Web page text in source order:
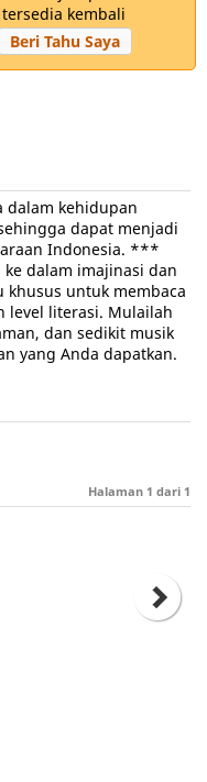
tersedia kembali
Beri Tahu Saya
dalam kehidupan
dapat menjadi
Indonesia. ***
dalam imajinasi dan
khusus untuk membaca
level literasi. Mulailah
dan sedikit musik
yang Anda dapatkan.
Halaman 1 dari 1